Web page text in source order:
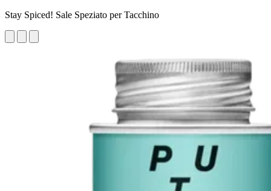
Stay Spiced! Sale Speziato per Tacchino